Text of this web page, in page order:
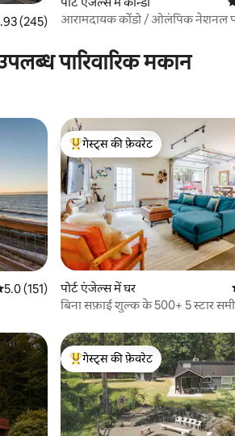
रेटिंग 5 में से 4.93, 245 समीक्षाएँ
(245)
आरामदायक कोंडो / ओलंपिक नेशनल
पारिवारिक मकान
रेटिंग 5 में से 5.0, 151 समीक्षाएँ
5.0 (151)
गेस्ट्स का टॉप फ़ेवरेट
गेस्ट्स की फ़ेवरेट
पोर्ट एंजेल्स में घर
बिना सफ़ाई शुल्क के 500+ 5 स्टार
गेस्ट्स का टॉप फ़ेवरेट
गेस्ट्स की फ़ेवरेट